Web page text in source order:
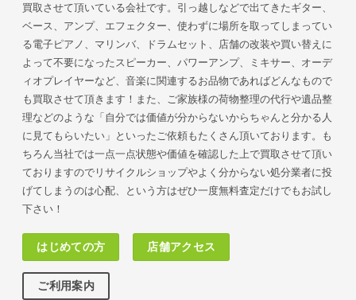
買取させて頂いている会社です。引っ越しなどで出てきたギター、
ベース、アンプ、エフェクター、使わずに場所を取ってしまってい
る電子ピアノ、マリンバ、ドラムセット、店舗の改装や買い替えに
よって不要になったスピーカー、パワーアンプ、ミキサー、オーデ
ィオプレイヤーなど、音楽に関連するお品物であればどんなもので
も買取させて頂きます！また、ご家族様の荷物整理の代行や遺品整
理などのような「自分では価値が分からないからちゃんと分かる人
に見てもらいたい」といったご依頼もたくさん頂いております。も
ちろん当社では一点一点状態や価値を確認した上で買取させて頂い
ておりますのでリサイクルショップやよく分からない処分業者に投
げてしまうのは心配、という方はぜひ一度無料査定だけでもお試し
下さい！
はじめての方 店舗アクセス
ご利用案内